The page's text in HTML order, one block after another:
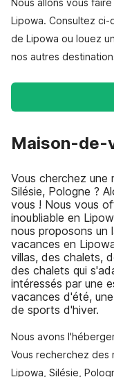
Nous allons vous
Lipowa. Consultez
de Lipowa ou louez
nos autres
Maison-de-
Vous cherchez une
Silésie, Pologne ?
vous ! Nous vous
inoubliable en
nous proposons un
vacances en
villas, des chalets,
des chalets qui
intéressés par une
vacances d'été,
de sports d'hiver.
Nous avons
Vous recherchez des
Lipowa, Silésie,